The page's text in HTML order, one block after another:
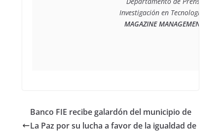
MAGAZINE MANAGEMENT
Banco FIE recibe galardón del municipio de
La Paz por su lucha a favor de la igualdad de